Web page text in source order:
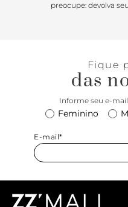
preocupe: devolva
Fique
das
Informe seu e-
Feminino
E-mail*